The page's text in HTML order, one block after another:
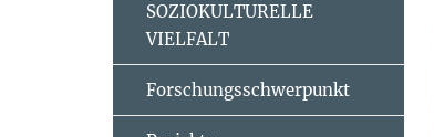
SOZIOKULTURELLE
VIELFALT
Forschungsschwerpunkt